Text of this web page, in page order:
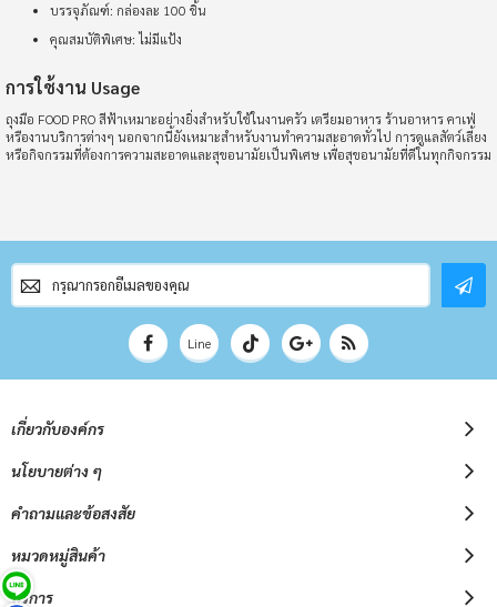
บรรจุภัณฑ์: กล่องละ 100 ชิ้น
คุณสมบัติพิเศษ: ไม่มีแป้ง
การใช้งาน Usage
ถุงมือ FOOD PRO สีฟ้าเหมาะอย่างยิ่งสำหรับใช้ในงานครัว เตรียมอาหาร ร้านอาหาร คาเฟ่
หรืองานบริการต่างๆ นอกจากนี้ยังเหมาะสำหรับงานทำความสะอาดทั่วไป การดูแลสัตว์เลี้ยง
หรือกิจกรรมที่ต้องการความสะอาดและสุขอนามัยเป็นพิเศษ เพื่อสุขอนามัยที่ดีในทุกกิจกรรม
สมัคร
สมาชิก
จดหมาย
Line
เกี่ยวกับองค์กร
นโยบายต่าง ๆ
คำถามและข้อสงสัย
หมวดหมู่สินค้า
บริการ